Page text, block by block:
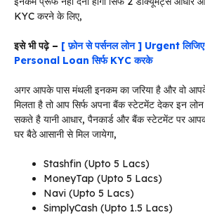
KYC करने के लिए,
इसे भी पढ़े – [ फ़ोन से पर्सनल लोन ] Urgent
Personal Loan सिर्फ KYC करके
अगर आपके पास मंथली इनकम का जरिया है और वो
मिलता है तो आप सिर्फ अपना बैंक स्टेटमेंट देकर इन
सकते है यानी आधार, पैनकार्ड और बैंक स्टेटमेंट पर
घर बैठे आसानी से मिल जायेगा,
Stashfin (Upto 5 Lacs)
MoneyTap (Upto 5 Lacs)
Navi (Upto 5 Lacs)
SimplyCash (Upto 1.5 Lacs)